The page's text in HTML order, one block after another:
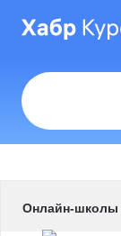
Онлайн-школы